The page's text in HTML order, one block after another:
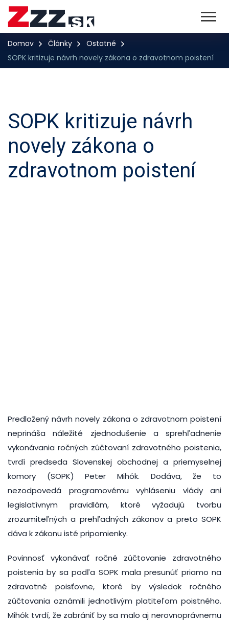
Domov Články
Ostatné
SOPK kritizuje návrh novely zákona o zdravotnom poistení
SOPK kritizuje návrh
novely zákona o
zdravotnom poistení
Predložený návrh novely zákona o zdravotnom poistení
neprináša náležité zjednodušenie a sprehľadnenie
vykonávania ročných zúčtovaní zdravotného poistenia,
tvrdí predseda Slovenskej obchodnej a priemyselnej
komory (SOPK) Peter Mihók. Dodáva, že to
nezodpovedá programovému vyhláseniu vlády ani
legislatívnym pravidlám, ktoré vyžadujú tvorbu
zrozumiteľných a prehľadných zákonov a preto SOPK
dáva k zákonu isté pripomienky.
Povinnosť vykonávať ročné zúčtovanie zdravotného
poistenia by sa podľa SOPK mala presunúť priamo na
zdravotné poisťovne, ktoré by výsledok ročného
zúčtovania oznámili jednotlivým platiteľom poistného.
Mihók tvrdí, že zabrániť by sa malo aj nerovnoprávnemu